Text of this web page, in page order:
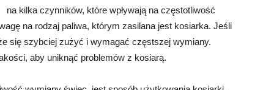
na kilka czynników, które wpływają na częstotliwość
na rodzaj paliwa, którym zasilana jest kosiarka. Jeśli
się szybciej zużyć i wymagać częstszej wymiany.
aby uniknąć problemów z kosiarą.